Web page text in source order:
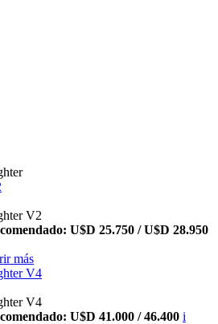
V2
U$D 25.750 / U$D 28.950
más
V4
V4
U$D 41.000 / 46.400 i